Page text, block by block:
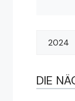
DIE